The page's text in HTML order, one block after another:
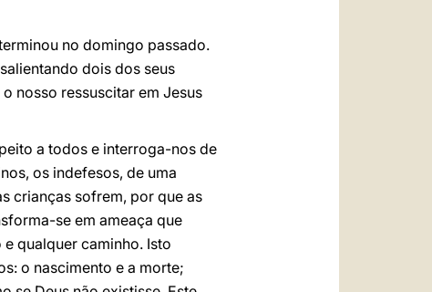
no domingo passado.
dois dos seus
nosso ressuscitar em Jesus
a todos e interroga-nos de
os indefesos, de uma
crianças sofrem, por que as
se em ameaça que
qualquer caminho. Isto
o nascimento e a morte;